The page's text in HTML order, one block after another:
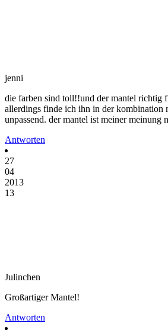
jenni
die farben sind toll!!und der mantel richtig
allerdings finde ich ihn in der kombination
unpassend. der mantel ist meiner meinung
Antworten
27
04
2013
13
Julinchen
Großartiger Mantel!
Antworten